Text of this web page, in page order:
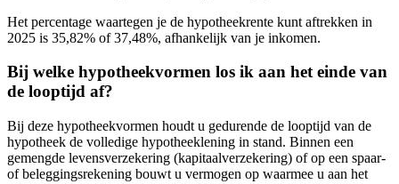
Het percentage waartegen je de hypotheekrente kunt aftrekken in
2025 is 35,82% of 37,48%, afhankelijk van je inkomen.
Bij welke hypotheekvormen los ik aan het einde van
de looptijd af?
Bij deze hypotheekvormen houdt u gedurende de looptijd van de
hypotheek de volledige hypotheeklening in stand. Binnen een
gemengde levensverzekering (kapitaalverzekering) of op een spaar-
of beleggingsrekening bouwt u vermogen op waarmee u aan het